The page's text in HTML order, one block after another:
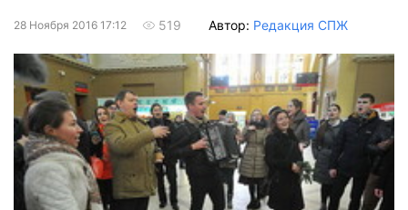
28 Ноября 2016 17:12 519 Автор: Редакция СПЖ